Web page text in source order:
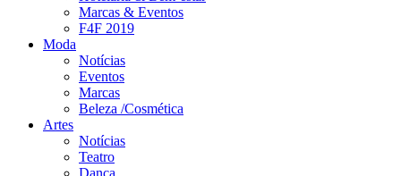
Marcas & Eventos
F4F 2019
Moda
Notícias
Eventos
Marcas
Beleza /Cosmética
Artes
Notícias
Teatro
Dança